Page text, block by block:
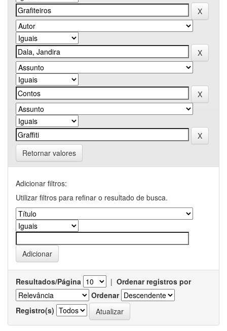
Retornar valores
Adicionar filtros:
Utilizar filtros para refinar o resultado de busca.
Resultados/Página | Ordenar registros por
Ordenar
Registro(s)